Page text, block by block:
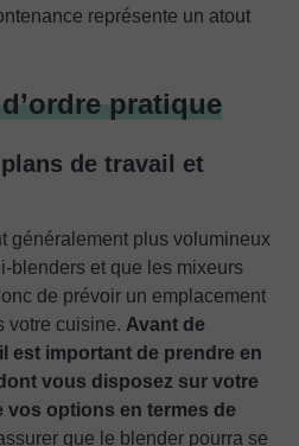
représente un atout
pratique
de travail et
généralement plus volumineux
blenders et que les mixeurs
de prévoir un emplacement
votre cuisine. Avant de
est important de prendre en
vous disposez sur votre
vos options en termes de
que le blender pourra se